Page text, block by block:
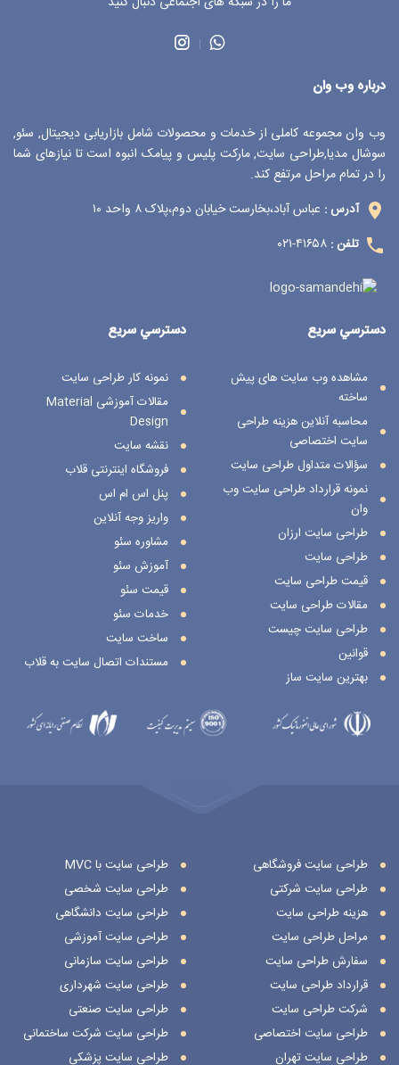
درباره وب وان
وب وان مجموعه کاملی از خدمات و محصولات شامل بازاریابی دیجیتال, سئو,
سوشال مدیا,طراحی سایت, مارکت پلیس و پیامک انبوه است تا نیازهای شما
را در تمام مراحل مرتفع کند.
آدرس : عباس آباد،بخارست خیابان دوم،پلاک ۸ واحد ۱۰
تلفن : ۴۱۶۵۸-۰۲۱
دسترسي سريع
نمونه کار طراحی سایت
مقالات آموزشی Material
Design
نقشه سایت
فروشگاه اینترنتی قلاب
پنل اس ام اس
واریز وجه آنلاین
مشاوره سئو
آموزش سئو
قیمت سئو
خدمات سئو
ساخت سایت
مستندات اتصال سایت به قلاب
دسترسي سريع
مشاهده وب سایت های پیش
ساخته
محاسبه آنلاین هزینه طراحی
سایت اختصاصی
سؤالات متداول طراحی سایت
نمونه قرارداد طراحی سایت وب
وان
طراحی سایت ارزان
طراحی سایت
قیمت طراحی سایت
مقالات طراحی سایت
طراحی سایت چیست
قوانین
بهترین سایت ساز
طراحی سایت فروشگاهی
طراحی سایت شرکتی
هزینه طراحی سایت
مراحل طراحی سایت
سفارش طراحی سایت
قرارداد طراحی سایت
شرکت طراحی سایت
طراحی سایت اختصاصی
طراحی سایت تهران
طراحی سایت با MVC
طراحی سایت شخصی
طراحی سایت دانشگاهی
طراحی سایت آموزشی
طراحی سایت سازمانی
طراحی سایت شهرداری
طراحی سایت صنعتی
طراحی سایت شرکت ساختمانی
طراحی سایت پزشکی